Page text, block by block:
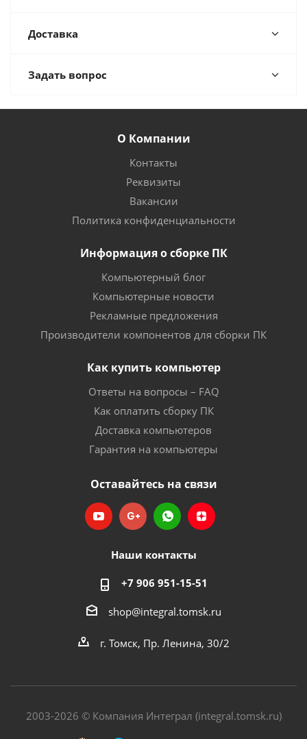
Доставка
Задать вопрос
О Компании
Контакты
Реквизиты
Вакансии
Политика конфиденциальности
Информация о сборке ПК
Компьютерный блог
Компьютерные новости
Рекламные предложения
Производители компонентов для сборки ПК
Как купить компьютер
Ответы на вопросы – FAQ
Как оплатить сборку ПК
Доставка компьютеров
Гарантия на компьютеры
Оставайтесь на связи
Наши контакты
+7 906 951-15-51
shop@integral.tomsk.ru
г. Томск, Пр. Ленина, 30/2
2003-2026 © Компания Интеграл (integral.tomsk.ru)